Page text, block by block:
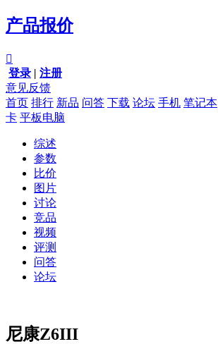
产品报价

登录 | 注册
意见反馈
首页 排行 新品 问答 下载 论坛 手机 笔记本
卡 平板电脑
综述
参数
比价
图片
讨论
竞品
视频
评测
问答
论坛
尼康Z6III